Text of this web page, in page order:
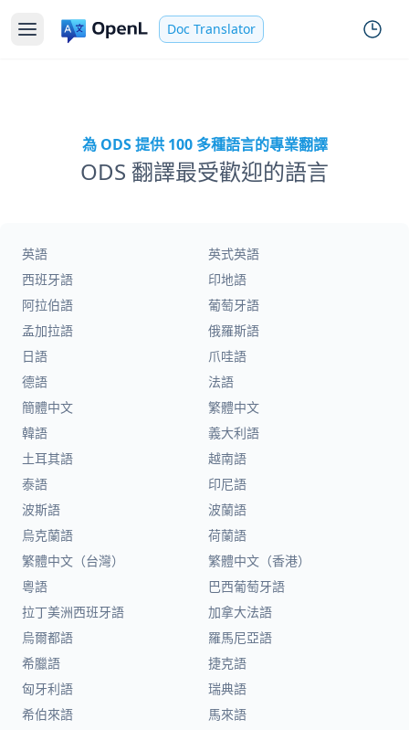
Doc Translator
為 ODS 提供 100 多種語言的專業翻譯
ODS 翻譯最受歡迎的語言
英語
英式英語
西班牙語
印地語
阿拉伯語
葡萄牙語
孟加拉語
俄羅斯語
日語
爪哇語
德語
法語
簡體中文
繁體中文
韓語
義大利語
土耳其語
越南語
泰語
印尼語
波斯語
波蘭語
烏克蘭語
荷蘭語
繁體中文（台灣）
繁體中文（香港）
粵語
巴西葡萄牙語
拉丁美洲西班牙語
加拿大法語
烏爾都語
羅馬尼亞語
希臘語
捷克語
匈牙利語
瑞典語
希伯來語
馬來語